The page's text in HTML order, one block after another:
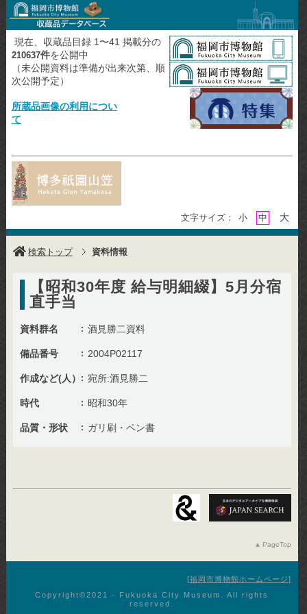
現在、収蔵品目録 1〜41 掲載分の
210637件を公開中
（未公開資料は準備が出来次第、順
次公開予定）
所蔵品画像の利用につい
て
文字サイズ： 小 中 大
検索トップ 資料情報
【昭和30年度 給与明細綴】5月分宿
直手当
資料群名 酒見勝二資料
備品番号 2004P02117
作成など(人） 宛所:酒見勝二
時代 昭和30年
品質・形状 ガリ刷・ペン書
PageTop
福岡市博物館ホームページ
Copyright©︎2021 - Fukuoka City Museum. All rights
reserved.